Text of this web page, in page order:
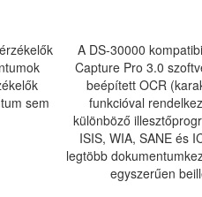
sem
A DS-30000
Capture Pro 3.0
beépített OCR
funkcióval
különböző
ISIS, WIA, SANE és
legtöbb
egyszerűen